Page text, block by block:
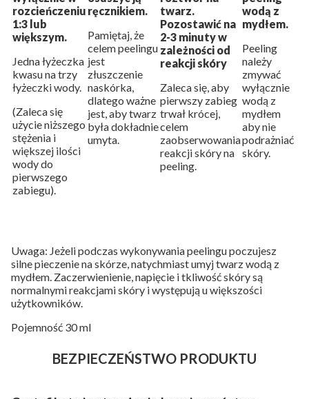
rozcieńczeniu
1:3 lub
większym.
Jedna łyżeczka
kwasu na trzy
łyżeczki wody.
(Zaleca się
użycie niższego
stężenia i
większej ilości
wody do
pierwszego
zabiegu).
ręcznikiem.
Pamiętaj, że
celem peelingu
jest
złuszczenie
naskórka,
dlatego ważne
jest, abytwarz
byładokładnie
umyta.
twarz.
Pozostawić na
2-3 minuty w
zależności od
reakcji skóry
Zaleca się, aby
pierwszy zabieg
trwał krócej,
celem
zaobserwowania
reakcji skóry na
peeling.
wodą z
mydłem.
Peeling
należy
zmywać
wyłącznie
wodą z
mydłem
aby nie
podrażniać
skóry.
Uwaga: Jeżeli podczas wykonywania peelingu poczujesz
silne pieczenie na skórze, natychmiast umyj twarz wodą z
mydłem. Zaczerwienienie, napięcie i tkliwość skóry są
normalnymi reakcjami skóry i występują u większości
użytkowników.
Pojemność 30 ml
BEZPIECZEŃSTWO PRODUKTU